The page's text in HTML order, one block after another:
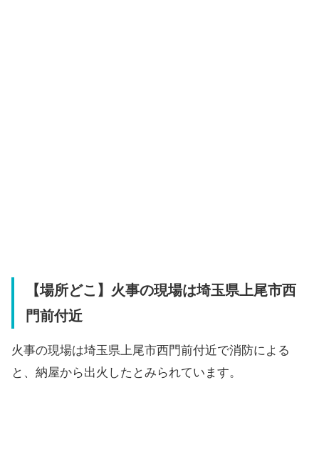
【場所どこ】火事の現場は埼玉県上尾市西
門前付近
火事の現場は埼玉県上尾市西門前付近で消防による
と、納屋から出火したとみられています。